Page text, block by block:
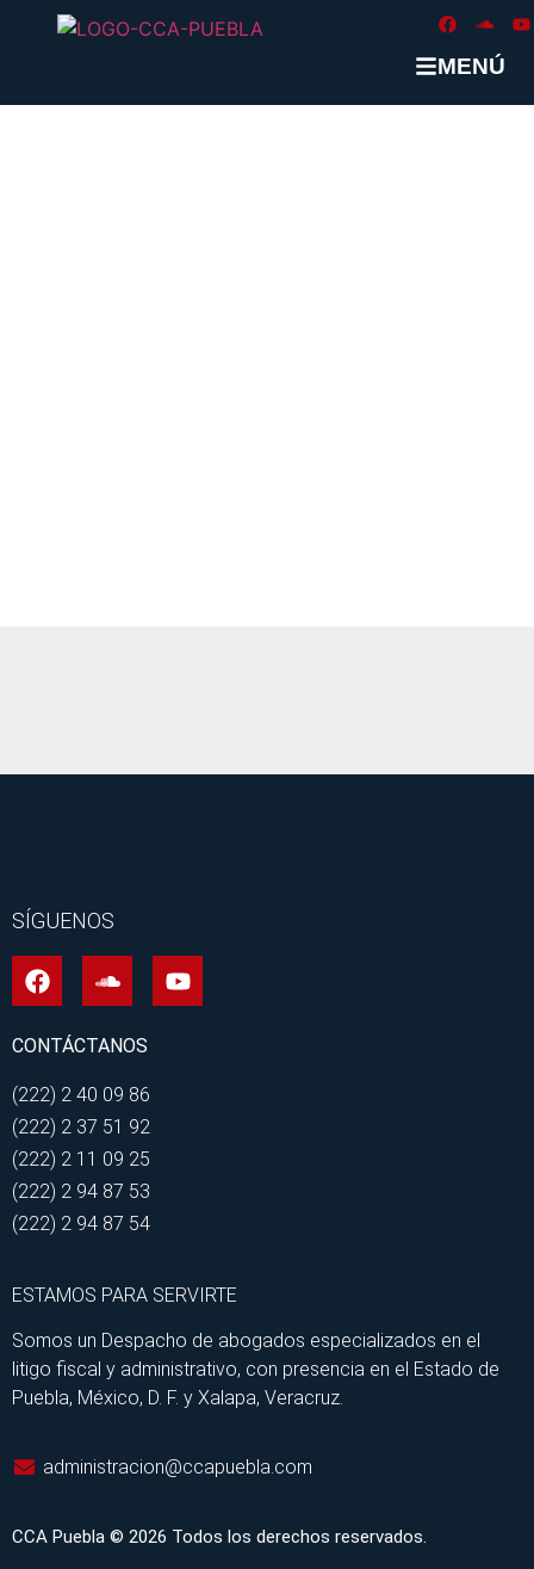
MENÚ
SÍGUENOS
CONTÁCTANOS
(222) 2 40 09 86
(222) 2 37 51 92
(222) 2 11 09 25
(222) 2 94 87 53
(222) 2 94 87 54
ESTAMOS PARA SERVIRTE
Somos un Despacho de abogados especializados en el
litigo fiscal y administrativo, con presencia en el Estado de
Puebla, México, D. F. y Xalapa, Veracruz.
administracion@ccapuebla.com
CCA Puebla © 2026 Todos los derechos reservados.